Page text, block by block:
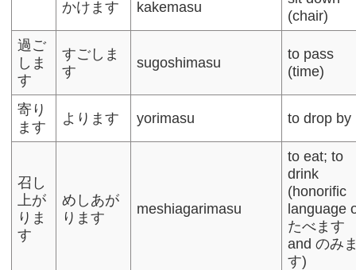
かけます kakemasu
(chair)
過ご
しま
す
すごしま
す
sugoshimasu
to pass
(time)
寄り
ます
よります yorimasu to drop by
召し
上が
りま
す
めしあが
ります
meshiagarimasu
to eat; to
drink
(honorific
language
たべます
and のみ
す)